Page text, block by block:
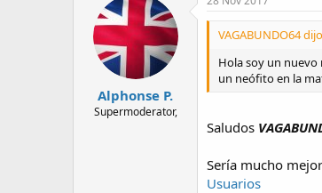
Alphonse P.
Supermoderator,
VAGABUNDO64
Hola soy un
un neófito en la
Saludos
Sería mucho
Usuarios